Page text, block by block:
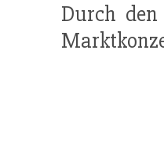
Durch